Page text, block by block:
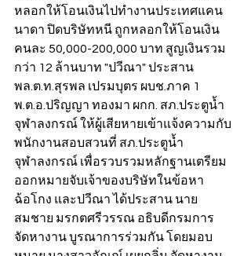
หลอกให้โอนเงินไปทำงานประเทศแคน
นาดา ปิดบริษัทหนี ถูกหลอกให้โอนเงิน
คนละ 50,000-200,000 บาท สูญเงินรวม
กว่า 12 ล้านบาท "ปวีณา" ประสาน
พล.ต.ท.สุรพล เปรมบุตร ผบช.ภาค 1
พ.ต.อ.ปริญญา ทองมา ผกก. สภ.ประตูน้ำ
จุฬาลงกรณ์ ให้ผู้เสียหายเข้าแจ้งความกับ
พนักงานสอบสวนที่ สภ.ประตูน้ำ
จุฬาลงกรณ์ เพื่อรวบรวมหลักฐานเตรียม
ออกหมายจับเจ้าของบริษัทในข้อหา
ฉ้อโกง และปวีณา ได้ประสาน นาย
สมชาย มรกตศรีวรรณ อธิบดีกรมการ
จัดหางาน บูรณาการร่วมกัน โดยมอบ